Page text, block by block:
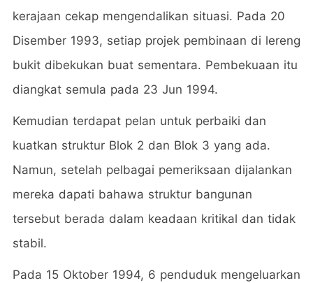
kerajaan cekap mengendalikan situasi. Pada 20
Disember 1993, setiap projek pembinaan di lereng
bukit dibekukan buat sementara. Pembekuaan itu
diangkat semula pada 23 Jun 1994.
Kemudian terdapat pelan untuk perbaiki dan
kuatkan struktur Blok 2 dan Blok 3 yang ada.
Namun, setelah pelbagai pemeriksaan dijalankan
mereka dapati bahawa struktur bangunan
tersebut berada dalam keadaan kritikal dan tidak
stabil.
Pada 15 Oktober 1994, 6 penduduk mengeluarkan